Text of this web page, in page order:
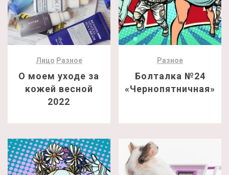
Лицо Разное
О моем уходе за
кожей весной
2022
Разное
Болталка №24
«Чернопятничная»